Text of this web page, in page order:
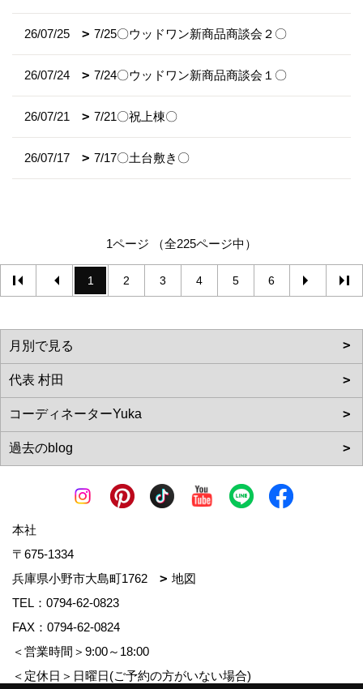
26/07/25 7/25〇ウッドワン新商品商談会２〇
26/07/24 7/24〇ウッドワン新商品商談会１〇
26/07/21 7/21〇祝上棟〇
26/07/17 7/17〇土台敷き〇
1ページ （全225ページ中）
1 2 3 4 5 6
本社
〒675-1334
兵庫県小野市大島町1762
地図
TEL： 0794-62-0823
FAX：0794-62-0824
＜営業時間＞9:00～18:00
＜定休日＞日曜日(ご予約の方がいない場合)